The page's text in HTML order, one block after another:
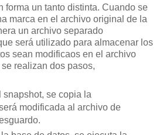
forma un tanto distinta. Cuando se
marca en el archivo original de la
un archivo separado
será utilizado para almacenar los
sean modificaos en el archivo
realizan dos pasos,
se copia la
modificada al archivo de